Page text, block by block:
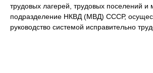
трудовых лагерей, трудовых поселений и
подразделение НКВД (МВД) СССР,
руководство системой исправительно